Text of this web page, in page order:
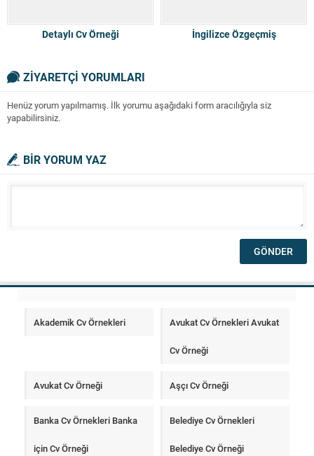
Detaylı Cv Örneği İngilizce Özgeçmiş
ZİYARETÇİ YORUMLARI
Henüz yorum yapılmamış. İlk yorumu aşağıdaki form aracılığıyla siz
yapabilirsiniz.
BİR YORUM YAZ
Akademik Cv Örnekleri Avukat Cv Örnekleri Avukat
Cv Örneği
Avukat Cv Örneği Aşçı Cv Örneği
Banka Cv Örnekleri Banka
için Cv Örneği
Belediye Cv Örnekleri
Belediye Cv Örneği